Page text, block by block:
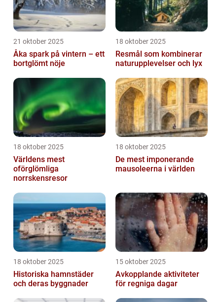
21 oktober 2025
Åka spark på vintern – ett
bortglömt nöje
18 oktober 2025
Resmål som kombinerar
naturupplevelser och lyx
18 oktober 2025
Världens mest
oförglömliga
norrskensresor
18 oktober 2025
De mest imponerande
mausoleerna i världen
18 oktober 2025
Historiska hamnstäder
och deras byggnader
15 oktober 2025
Avkopplande aktiviteter
för regniga dagar